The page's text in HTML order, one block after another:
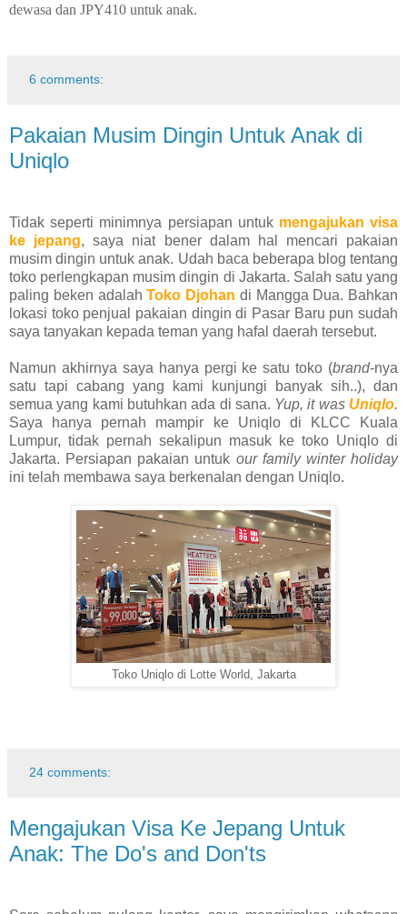
dewasa dan JPY410 untuk anak.
6 comments:
Pakaian Musim Dingin Untuk Anak di
Uniqlo
Tidak seperti minimnya persiapan untuk mengajukan visa
ke jepang, saya niat bener dalam hal mencari pakaian
musim dingin untuk anak. Udah baca beberapa blog tentang
toko perlengkapan musim dingin di Jakarta. Salah satu yang
paling beken adalahToko Djohan di Mangga Dua. Bahkan
lokasi toko penjual pakaian dingin di Pasar Baru pun sudah
saya tanyakan kepada teman yang hafal daerah tersebut.
Namun akhirnya saya hanya pergi ke satu toko (brand-nya
satu tapi cabang yang kami kunjungi banyak sih..), dan
semua yang kami butuhkan ada di sana. Yup, it was Uniqlo.
Saya hanya pernah mampir ke Uniqlo di KLCC Kuala
Lumpur, tidak pernah sekalipun masuk ke toko Uniqlo di
Jakarta. Persiapan pakaian untuk our family winter holiday
ini telah membawa saya berkenalan dengan Uniqlo.
Toko Uniqlo di Lotte World, Jakarta
24 comments:
Mengajukan Visa Ke Jepang Untuk
Anak: The Do's and Don'ts